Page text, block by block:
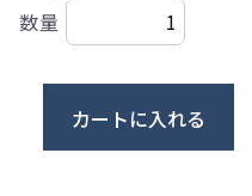
数量
カートに入れる